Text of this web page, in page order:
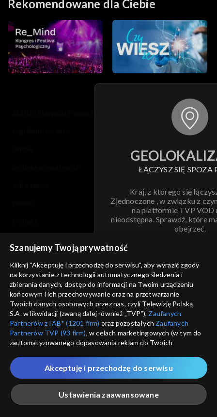
Rekomendowane dla Ciebie
ŁĄCZYSZ SIĘ SPOZA
Kraj, z którego się
Zjednoczone , w związku z
na platformie TVP VOD
nieodstępna. Sprawdź, które
obejrzeć.
ANULUJ
informacje o dostawcy usług
Szanujemy Twoją prywatność
Kliknij "Akceptuję i przechodzę do serwisu", aby wyrazić zgody
na korzystanie z technologii automatycznego śledzenia i
zbierania danych, dostęp do informacji na Twoim urządzeniu
końcowym i ich przechowywanie oraz na przetwarzanie
Twoich danych osobowych przez nas, czyli Telewizję Polską
S.A. w likwidacji (zwaną dalej również „TVP”), Zaufanych
Partnerów z IAB* (1201 firm) oraz pozostałych Zaufanych
Partnerów TVP (93 firm), w celach marketingowych (w tym do
zautomatyzowanego dopasowania reklam do Twoich
które wskazujemy poniżej, a także zgody na udostępnianie
przez nas identyfikatora PPID do Google.
Twoje dane osobowe zbierane podczas odwiedzania przez
Ciebie naszych
poszczególnych serwisówzwanych dalej
„Portalem”, w tym informacje zapisywane za pomocą
Ustawienia zaawansowane
Akceptuję i przechodzę do serwisu